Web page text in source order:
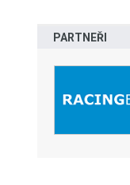
PARTNEŘI